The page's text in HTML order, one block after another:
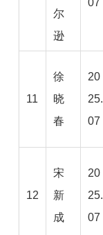
尔
逊
11
徐
晓
春
20
25.
07
12
宋
新
成
20
25.
07